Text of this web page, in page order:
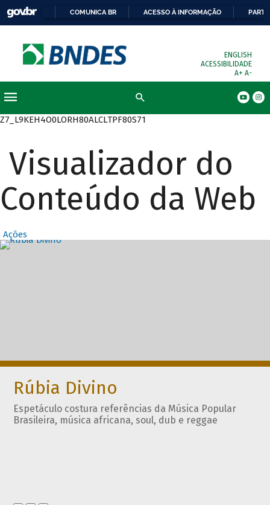
COMUNICA BR ACESSO À INFORMAÇÃO
ENGLISH
ACESSIBILIDADE
A+ A-
Z7_L9KEH4O0LORH80ALCLTPF80S71
Visualizador do
Conteúdo da Web
Ações
Destaques
Rúbia Divino
Espetáculo costura referências da Música Popular
Brasileira, música africana, soul, dub e reggae